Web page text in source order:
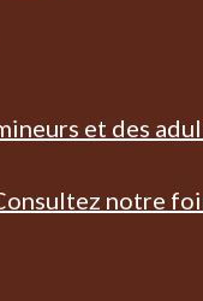
et des
notre